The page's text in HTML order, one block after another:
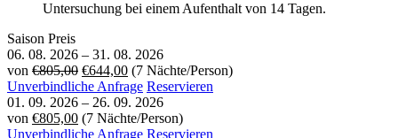
Untersuchung bei einem Aufenthalt von 14 Tagen.
Saison Preis
06. 08. 2026 – 31. 08. 2026
von €805,00 €644,00 (7 Nächte/Person)
Unverbindliche Anfrage Reservieren
01. 09. 2026 – 26. 09. 2026
von €805,00 (7 Nächte/Person)
Unverbindliche Anfrage Reservieren